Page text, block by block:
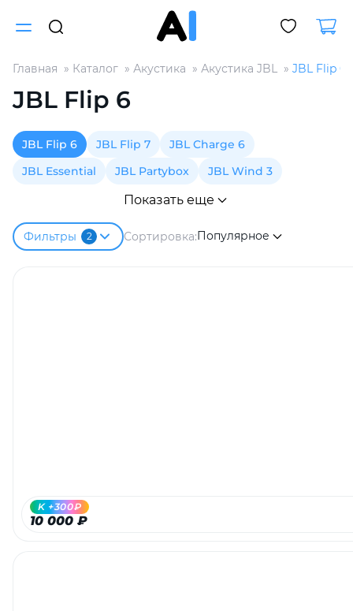
Главная Каталог Акустика Акустика JBL JBL Flip 6
JBL Flip 6
JBL Flip 6 JBL Flip 7
JBL Charge 6
JBL Essential
JBL Partybox JBL Wind 3
Показать еще
Фильтры 2 Сортировка:Популярное
10 000 ₽
K +300₽
Для клиентов всех банков
Разбейте
оплатуна части
без переплат
График платежей
Получайте товар